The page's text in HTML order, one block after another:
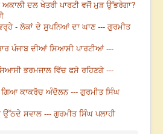
ਅਕਾਲੀ ਦਲ ਖੇਤਰੀ ਪਾਰਟੀ ਵਜੋਂ ਮੁੜ ਉੱਭਰੇਗਾ?
- ਲੋਕਾਂ ਦੇ ਸੁਪਨਿਆਂ ਦਾ ਘਾਣ --- ਗੁਰਮੀਤ
ਪੰਜਾਬ ਦੀਆਂ ਸਿਆਸੀ ਪਾਰਟੀਆਂ ---
ਭਰਮਜਾਲ ਵਿੱਚ ਫਸੇ ਰਹਿਣਗੇ ---
ਗਿਆ ਕਾਕਰੋਚ ਅੰਦੋਲਨ --- ਗੁਰਮੀਤ ਸਿੰਘ
ਸਵਾਲ --- ਗੁਰਮੀਤ ਸਿੰਘ ਪਲਾਹੀ